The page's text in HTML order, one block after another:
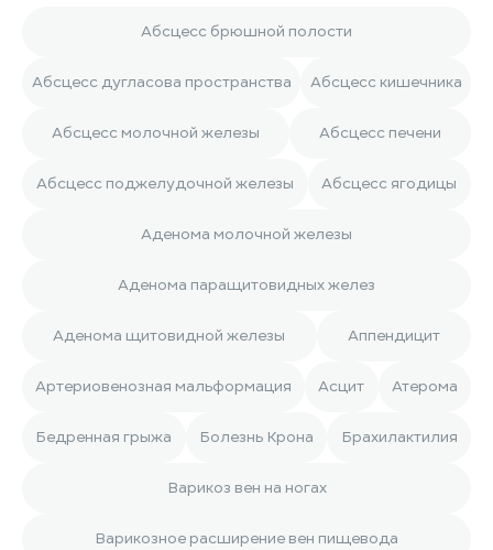
Абсцесс брюшной полости
Абсцесс дугласова пространства Абсцесс кишечника
Абсцесс молочной железы Абсцесс печени
Абсцесс поджелудочной железы Абсцесс ягодицы
Аденома молочной железы
Аденома паращитовидных желез
Аденома щитовидной железы Аппендицит
Артериовенозная мальформация Асцит Атерома
Бедренная грыжа Болезнь Крона Брахилактилия
Варикоз вен на ногах
Варикозное расширение вен пищевода